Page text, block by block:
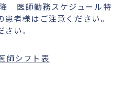
医師勤務スケジュール特
者様はご注意ください。
い。
師シフト表